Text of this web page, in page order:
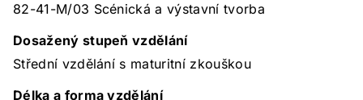
82-41-M/03 Scénická a výstavní tvorba
Dosažený stupeň vzdělání
Střední vzdělání s maturitní zkouškou
Délka a forma vzdělání